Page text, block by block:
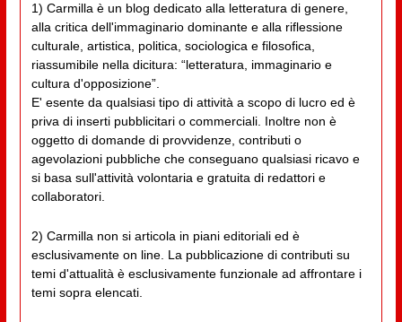
1) Carmilla è un blog dedicato alla letteratura di genere,
alla critica dell'immaginario dominante e alla riflessione
culturale, artistica, politica, sociologica e filosofica,
riassumibile nella dicitura: “letteratura, immaginario e
cultura d'opposizione”.
E' esente da qualsiasi tipo di attività a scopo di lucro ed è
priva di inserti pubblicitari o commerciali. Inoltre non è
oggetto di domande di provvidenze, contributi o
agevolazioni pubbliche che conseguano qualsiasi ricavo e
si basa sull'attività volontaria e gratuita di redattori e
collaboratori.
2) Carmilla non si articola in piani editoriali ed è
esclusivamente on line. La pubblicazione di contributi su
temi d'attualità è esclusivamente funzionale ad affrontare i
temi sopra elencati.